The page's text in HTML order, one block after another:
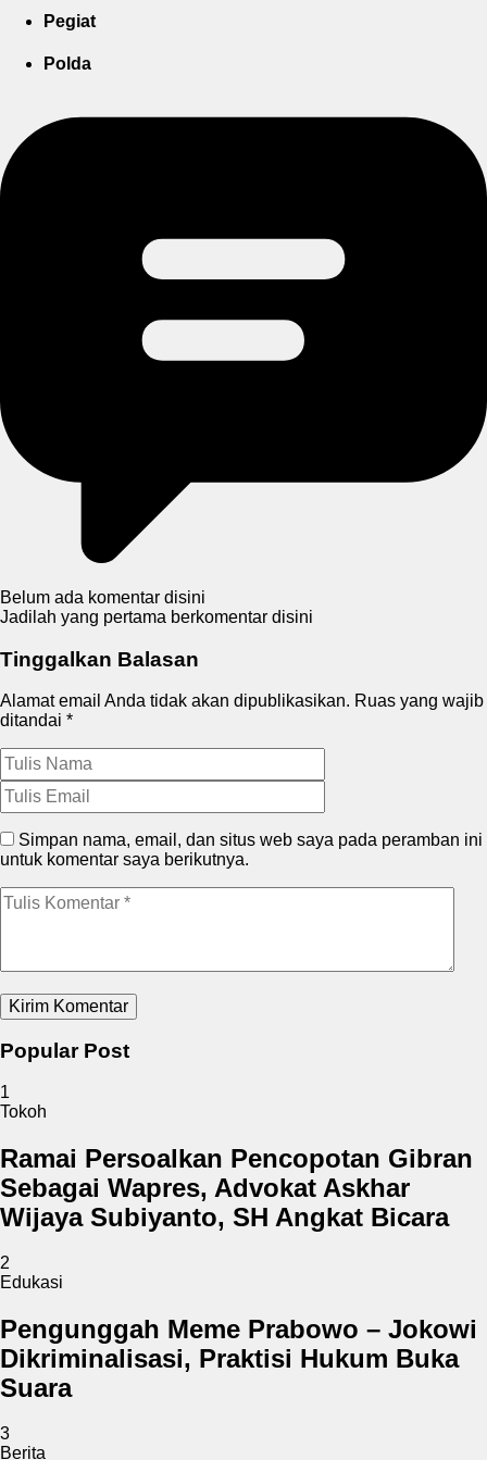
Pegiat
Polda
Belum ada komentar disini
Jadilah yang pertama berkomentar disini
Tinggalkan Balasan
Alamat email Anda tidak akan dipublikasikan. Ruas yang wajib
ditandai *
Simpan nama, email, dan situs web saya pada peramban ini
untuk komentar saya berikutnya.
Popular Post
1
Tokoh
Ramai Persoalkan Pencopotan Gibran
Sebagai Wapres, Advokat Askhar
Wijaya Subiyanto, SH Angkat Bicara
2
Edukasi
Pengunggah Meme Prabowo – Jokowi
Dikriminalisasi, Praktisi Hukum Buka
Suara
3
Berita